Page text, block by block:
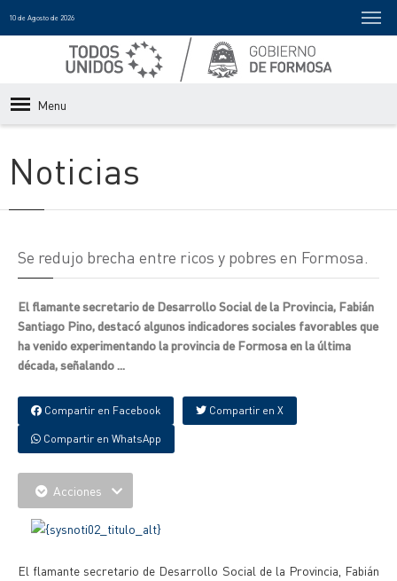
10 de Agosto de 2026
Menu
Noticias
Se redujo brecha entre ricos y pobres en Formosa.
El flamante secretario de Desarrollo Social de la Provincia, Fabián
Santiago Pino, destacó algunos indicadores sociales favorables que
ha venido experimentando la provincia de Formosa en la última
década, señalando ...
Compartir en Facebook Compartir en X
Compartir en WhatsApp
Acciones
El flamante secretario de Desarrollo Social de la Provincia, Fabián